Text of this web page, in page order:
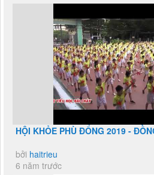
HỘI KHỎE PHÙ ĐỔNG 2019 -
bởi haitrieu
6 năm trước